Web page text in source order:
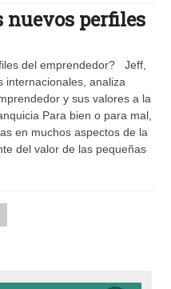
nuevos perfiles
del emprendedor? Jeff,
internacionales, analiza
y sus valores a la
Para bien o para mal,
en muchos aspectos de la
del valor de las pequeñas